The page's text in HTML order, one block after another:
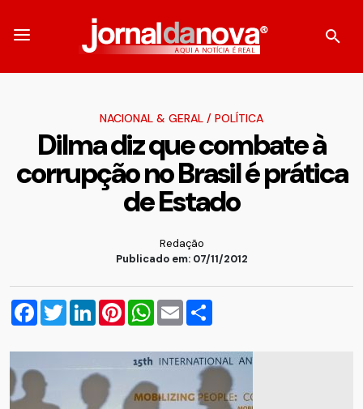
NACIONAL & GERAL / POLÍTICA
Dilma diz que combate à
corrupção no Brasil é prática
de Estado
Redação
Publicado em: 07/11/2012
Facebook
TwitterLinkedInPinterestWhatsApp
Email